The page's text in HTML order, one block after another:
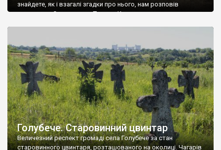
знайдете, як і взагалі згадки про нього, нам розповів
мешканець Самгородка. Палац у Красному вразив не лише
Голубече. Старовинний цвинтар
Величезний респект громаді села Голубече за стан
старовинного цвинтаря, розташованого на околиці. Чагарів